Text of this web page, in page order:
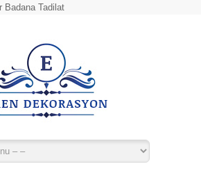
Badana Tadilat